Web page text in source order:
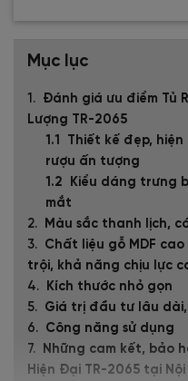
Mục lục
Đánh giá ưu điểm Tủ
Lượng TR-2065
Thiết kế đẹp,
rượu ấn tượng
Kiểu dáng trưng
mắt
Màu sắc thanh lịch,
Chất liệu gỗ MDF
trội, khả năng chịu lực
Kích thước nhỏ gọn
Giá trị đầu tư lâu
Công năng sử dụng
Những cam kết, bảo
Hiện Đại TR-2065 tại